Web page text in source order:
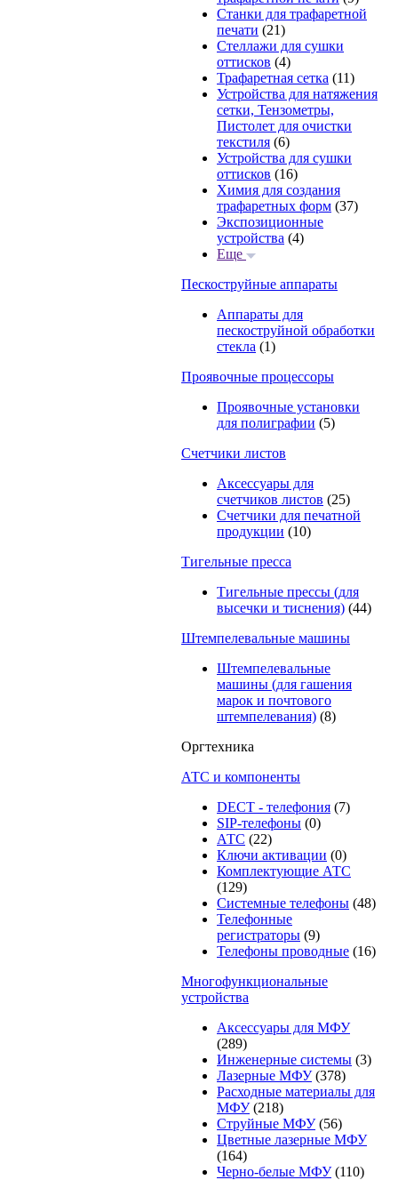
Станки для трафаретной
печати (21)
Стеллажи для сушки
оттисков (4)
Трафаретная сетка (11)
Устройства для натяжения
сетки, Тензометры,
Пистолет для очистки
текстиля (6)
Устройства для сушки
оттисков (16)
Химия для создания
трафаретных форм (37)
Экспозиционные
устройства (4)
Еще
Пескоструйные аппараты
Аппараты для
пескоструйной обработки
стекла (1)
Проявочные процессоры
Проявочные установки
для полиграфии (5)
Счетчики листов
Аксессуары для
счетчиков листов (25)
Счетчики для печатной
продукции (10)
Тигельные пресса
Тигельные прессы (для
высечки и тиснения) (44)
Штемпелевальные машины
Штемпелевальные
машины (для гашения
марок и почтового
штемпелевания) (8)
Оргтехника
АТС и компоненты
DECT - телефония (7)
SIP-телефоны (0)
АТС (22)
Ключи активации (0)
Комплектующие АТС
(129)
Системные телефоны (48)
Телефонные
регистраторы (9)
Телефоны проводные (16)
Многофункциональные
устройства
Аксессуары для МФУ
(289)
Инженерные системы (3)
Лазерные МФУ(378)
Расходные материалы для
МФУ(218)
Струйные МФУ(56)
Цветные лазерные МФУ
(164)
Черно-белые МФУ(110)